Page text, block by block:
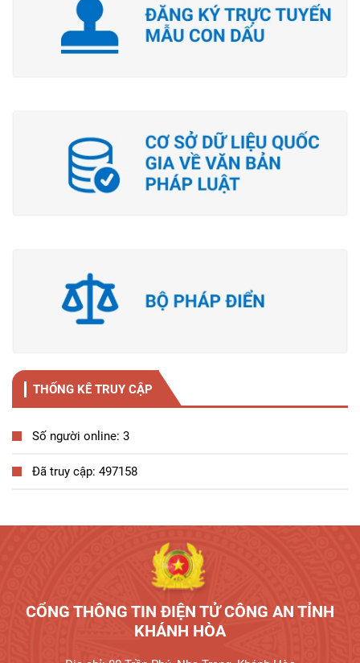
THỐNG KÊ TRUY CẬP
Số người online: 3
Đã truy cập: 497158
CỔNG THÔNG TIN ĐIỆN TỬ CÔNG AN TỈNH
KHÁNH HÒA